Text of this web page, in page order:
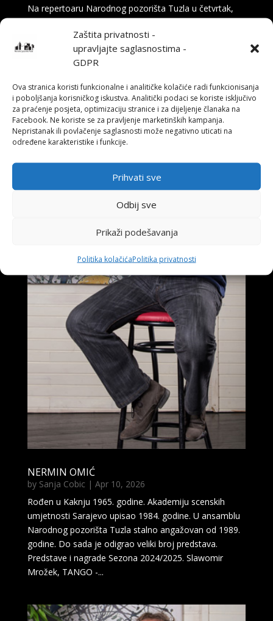
Zaštita privatnosti -
upravljajte saglasnostima -
GDPR
Ova stranica koristi funkcionalne i analitičke kolačiće radi funkcionisanja
i poboljšanja korisničkog iskustva. Analitički podaci se koriste isključivo
za praćenje posjeta, optimizaciju stranice i za dijeljenje članaka na
Facebook. Ne koriste se za pravljenje marketinških kampanja.
Nepristanak ili povlačenje saglasnosti može negativno uticati na
određene karakteristike i funkcije.
Prihvati sve
Odbij sve
Prikaži podešavanja
Politika kolačićaPolitika privatnosti
Na repertoaru Narodnog pozorišta Tuzla u četvrtak,
tragu“ – duhovita i britka priča o svemu onome što se
(ne) dešava iza pozorišne zavjese. Tekst potpisuje
Nikola Milojević, glumac i član ansambla...
NERMIN OMIĆ
by Sanja Cobic| Apr 10, 2026
Rođen u Kaknju 1965. godine. Akademiju scenskih
umjetnosti Sarajevo upisao 1984. godine. U ansamblu
Narodnog pozorišta Tuzla stalno angažovan od 1989.
godine. Do sada je odigrao veliki broj predstava.
Predstave i nagrade Sezona 2024/2025. Slawomir
Mrožek, TANGO -...